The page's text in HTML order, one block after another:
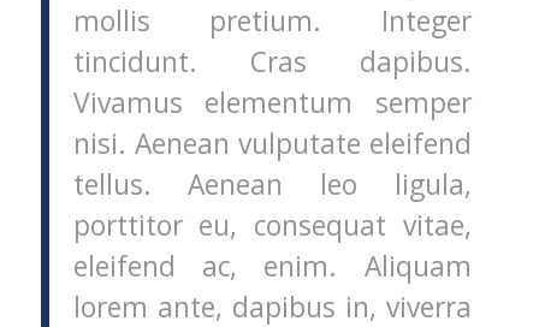
mollis pretium. Integer
tincidunt. Cras dapibus.
Vivamus elementum semper
nisi. Aenean vulputate eleifend
tellus. Aenean leo ligula,
porttitor eu, consequat vitae,
eleifend ac, enim. Aliquam
lorem ante, dapibus in, viverra